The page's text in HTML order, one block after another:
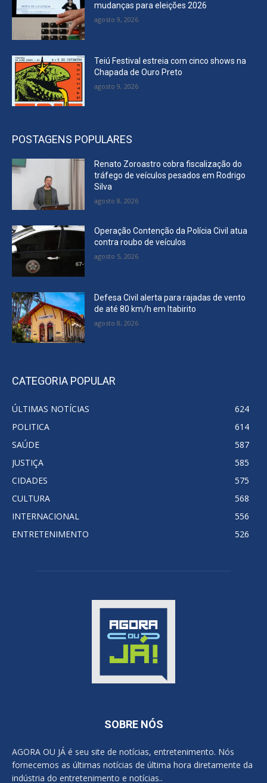
mudanças para eleições 2026
agosto 9, 2026
Teiú Festival estreia com cinco shows na
Chapada de Ouro Preto
agosto 9, 2026
POSTAGENS POPULARES
Renato Zoroastro cobra fiscalização do
tráfego de veículos pesados em Rodrigo
Silva
agosto 8, 2026
Operação Contenção da Polícia Civil atua
contra roubo de veículos
agosto 5, 2026
Defesa Civil alerta para rajadas de vento
de até 80 km/h em Itabirito
agosto 8, 2026
CATEGORIA POPULAR
ÚLTIMAS NOTÍCIAS
624
POLITICA
614
SAÚDE
587
JUSTIÇA
585
CIDADES
575
CULTURA
568
INTERNACIONAL
556
ENTRETENIMENTO
526
SOBRE NÓS
AGORA OU JÁ é seu site de notícias, entretenimento. Nós
fornecemos as últimas notícias de última hora diretamente da
indústria do entretenimento e notícias..